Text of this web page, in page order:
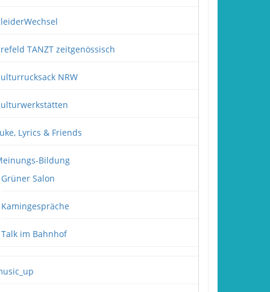
TANZT zeitgenössisch
NRW
Lyrics & Friends
Bildung
Grüner Salon
Kamingespräche
Talk im Bahnhof